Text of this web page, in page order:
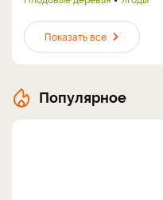
Показать все
Популярное